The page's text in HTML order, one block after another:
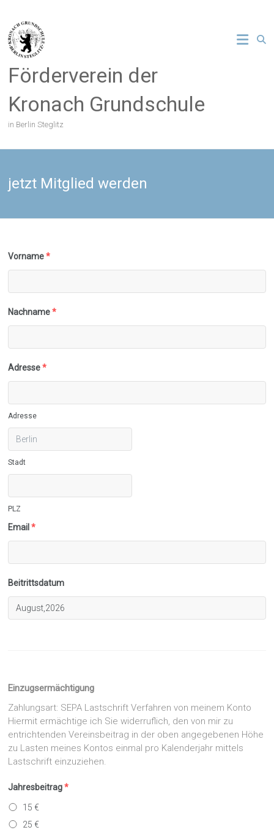
springen
Förderverein der
Kronach Grundschule
in Berlin Steglitz
jetzt Mitglied werden
Vorname *
Nachname *
Adresse *
Adresse
Stadt
PLZ
Email *
Beitrittsdatum
Einzugsermächtigung
Zahlungsart: SEPA Lastschrift Verfahren von meinem Konto
Hiermit ermächtige ich Sie widerruflich, den von mir zu
entrichtenden Vereinsbeitrag in der oben angegebenen Höhe
zu Lasten meines Kontos einmal pro Kalenderjahr mittels
Lastschrift einzuziehen.
Jahresbeitrag *
15 €
25 €